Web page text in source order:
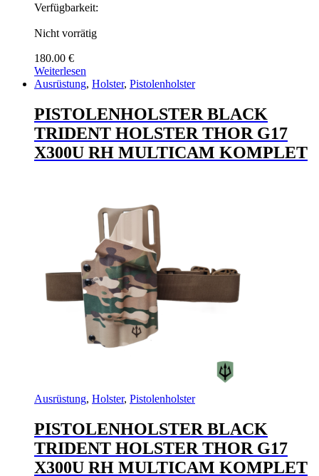
Verfügbarkeit:
Nicht vorrätig
180.00 €
Weiterlesen
Ausrüstung, Holster, Pistolenholster
PISTOLENHOLSTER BLACK
TRIDENT HOLSTER THOR G17
X300U RH MULTICAM KOMPLET
Ausrüstung, Holster, Pistolenholster
PISTOLENHOLSTER BLACK
TRIDENT HOLSTER THOR G17
X300U RH MULTICAM KOMPLET